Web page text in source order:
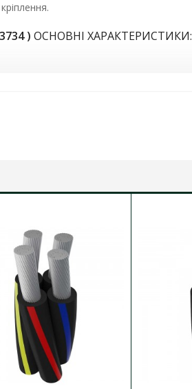
)​ ОСНОВНІ ХАРАКТЕРИСТИКИ: